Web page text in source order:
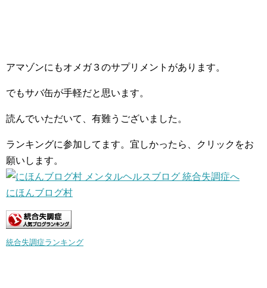
アマゾンにもオメガ３のサプリメントがあります。
でもサバ缶が手軽だと思います。
読んでいただいて、有難うございました。
ランキングに参加してます。宜しかったら、クリックをお
願いします。
にほんブログ村
統合失調症ランキング